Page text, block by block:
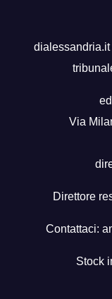
dialessandria.it
Via
Direttore
Contattaci:
Stock